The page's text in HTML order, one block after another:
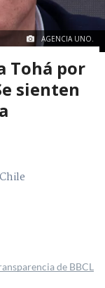
AGENCIA UNO.
Tohá por
sienten
de BBCL